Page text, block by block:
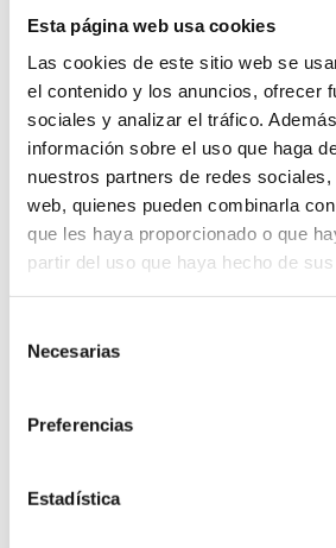
Esta página web usa cookies
Las cookies de este sitio web se
el contenido y los anuncios, ofrecer
sociales y analizar el tráfico.
información sobre el uso que haga
nuestros partners de redes
web, quienes pueden combinarla
que les haya proporcionado o que
partir del uso que haya hecho de
Necesarias
Preferencias
Estadística